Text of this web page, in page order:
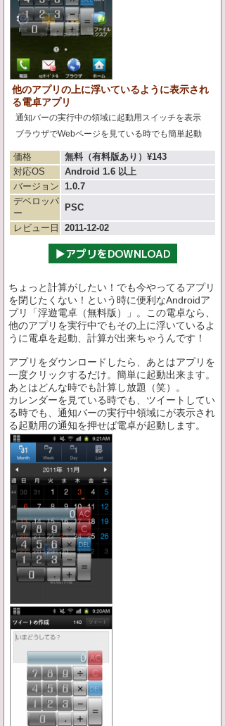
他のアプリの上に浮いているように表示され
る電卓アプリ
通知バーの実行中の領域に起動用スイッチを表示
ブラウザでWebページを見ている時でも簡単起動
価格
無料（有料版あり）¥143
対応OS
Android 1.6 以上
バージョン
1.0.7
デベロッパ
ー
PSC
レビュー日 2011-12-02
ちょっと計算がしたい！でも今やってるアプリ
を閉じたくない！という時に便利なAndroidア
プリ「浮遊電卓（無料版）」。この電卓なら、
他のアプリを実行中でもその上に浮いているよ
うに電卓を起動、計算が出来ちゃうんです！
アプリをダウンロードしたら、あとはアプリを
一度クリックするだけ。簡単に起動出来ます。
あとはどんな時でも計算し放題（笑）。
カレンダーを見ている時でも、ツイートしてい
る時でも、通知バーの実行中領域にが表示され
る起動用の通知を押せば電卓が起動します。